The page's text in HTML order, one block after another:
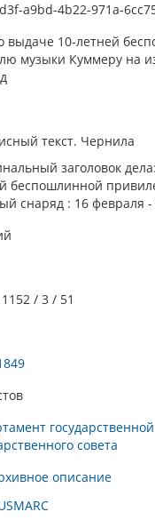
a9bd-4b22-971a-
выдаче 10-летней
музыки Куммеру на
текст. Чернила
заголовок
беспошлинной
снаряд : 16 февраля -
/ 3 / 51
совета
описание